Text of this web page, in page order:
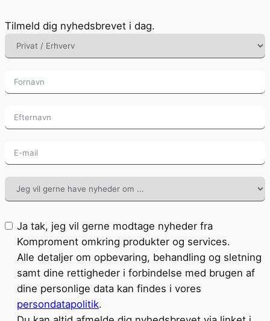
Tilmeld dig nyhedsbrevet i dag.
Ja tak, jeg vil gerne modtage nyheder fra
Komproment omkring produkter og services.
Alle detaljer om opbevaring, behandling og sletning
samt dine rettigheder i forbindelse med brugen af
dine personlige data kan findes i vores
persondatapolitik.